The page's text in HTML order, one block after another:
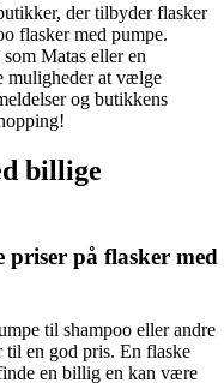
der tilbyder flasker
flasker med pumpe.
Matas eller en
muligheder at vælge
og butikkens
billige
priser på flasker med
til shampoo eller andre
en god pris. En flaske
en billig en kan være